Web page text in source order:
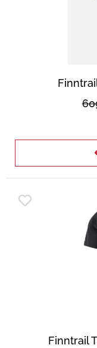
Finntrail